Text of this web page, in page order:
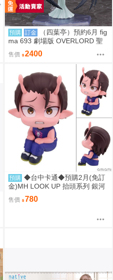
預購 訂金
（四葉亭）預約6月 fig
ma 693 劇場版 OVERLORD 聖
王國篇 雅兒貝德 0917
售價 2400
預購 ◆台中卡通◆預購2月(免訂
金)MH LOOK UP 抬頭系列 銀河
特急Milky☆Subway 鐵多 0813
售價 780